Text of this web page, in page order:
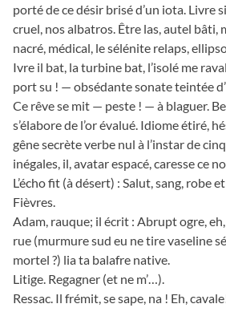
porté de ce désir brisé d’un iota. Livre
cruel, nos albatros. Être las, autel
nacré, médical, le sélénite relaps,
Ivre il bat, la turbine bat, l’isolé me
port su ! — obsédante sonate teintée
Ce rêve se mit — peste ! — à blaguer.
s’élabore de l’or évalué. Idiome étiré,
gêne secrète verbe nul à l’instar de
inégales, il, avatar espacé, caresse ce
L’écho fit (à désert) : Salut, sang, robe et
Fièvres.
Adam, rauque; il écrit : Abrupt ogre,
rue (murmure sud eu ne tire vaseline
mortel ?) lia ta balafre native.
Litige. Regagner (et ne m’…).
Ressac. Il frémit, se sape, na ! Eh,